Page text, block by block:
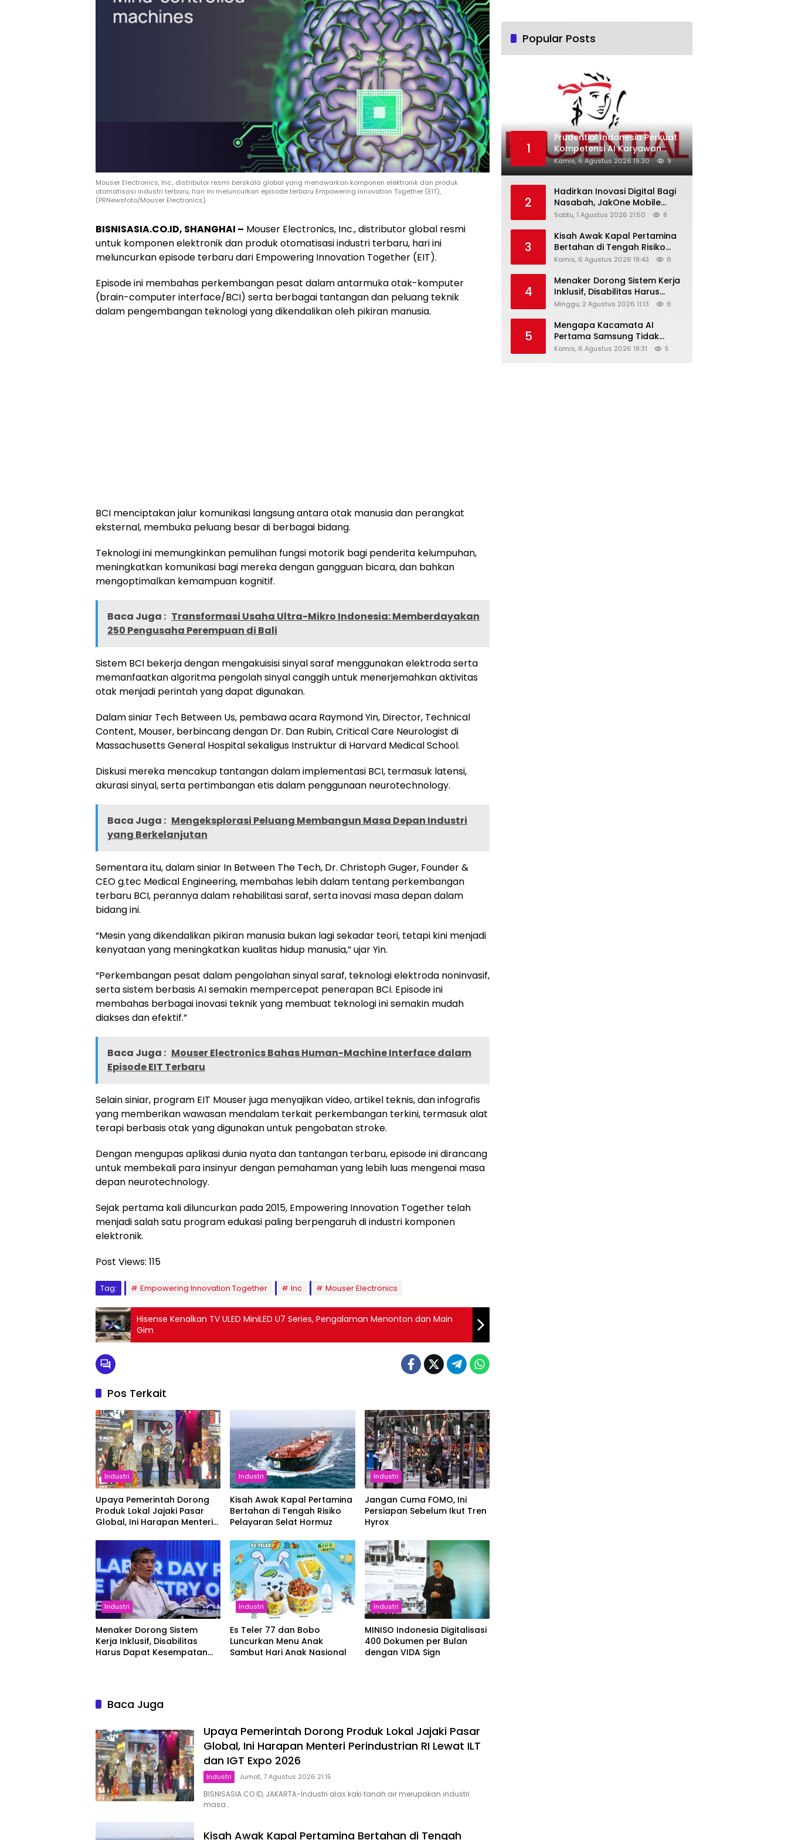
Mouser Electronics, Inc., distributor resmi berskala global yang menawarkan komponen elektronik dan produk
otomatisasi industri terbaru, hari ini meluncurkan episode terbaru Empowering Innovation Together (EIT),
(PRNewsfoto/Mouser Electronics)
BISNISASIA.CO.ID, SHANGHAI – Mouser Electronics, Inc., distributor global resmi
untuk komponen elektronik dan produk otomatisasi industri terbaru, hari ini
meluncurkan episode terbaru dari Empowering Innovation Together (EIT).
Episode ini membahas perkembangan pesat dalam antarmuka otak-komputer
(brain-computer interface/BCI) serta berbagai tantangan dan peluang teknik
dalam pengembangan teknologi yang dikendalikan oleh pikiran manusia.
BCI menciptakan jalur komunikasi langsung antara otak manusia dan perangkat
eksternal, membuka peluang besar di berbagai bidang.
Teknologi ini memungkinkan pemulihan fungsi motorik bagi penderita kelumpuhan,
meningkatkan komunikasi bagi mereka dengan gangguan bicara, dan bahkan
mengoptimalkan kemampuan kognitif.
Baca Juga : Transformasi Usaha Ultra-Mikro Indonesia: Memberdayakan
250 Pengusaha Perempuan di Bali
Sistem BCI bekerja dengan mengakuisisi sinyal saraf menggunakan elektroda serta
memanfaatkan algoritma pengolah sinyal canggih untuk menerjemahkan aktivitas
otak menjadi perintah yang dapat digunakan.
Dalam siniar Tech Between Us, pembawa acara Raymond Yin, Director, Technical
Content, Mouser, berbincang dengan Dr. Dan Rubin, Critical Care Neurologist di
Massachusetts General Hospital sekaligus Instruktur di Harvard Medical School.
Diskusi mereka mencakup tantangan dalam implementasi BCI, termasuk latensi,
akurasi sinyal, serta pertimbangan etis dalam penggunaan neurotechnology.
Baca Juga : Mengeksplorasi Peluang Membangun Masa Depan Industri
yang Berkelanjutan
Sementara itu, dalam siniar In Between The Tech, Dr. Christoph Guger, Founder &
CEO g.tec Medical Engineering, membahas lebih dalam tentang perkembangan
terbaru BCI, perannya dalam rehabilitasi saraf, serta inovasi masa depan dalam
bidang ini.
“Mesin yang dikendalikan pikiran manusia bukan lagi sekadar teori, tetapi kini menjadi
kenyataan yang meningkatkan kualitas hidup manusia,” ujar Yin.
“Perkembangan pesat dalam pengolahan sinyal saraf, teknologi elektroda noninvasif,
serta sistem berbasis AI semakin mempercepat penerapan BCI. Episode ini
membahas berbagai inovasi teknik yang membuat teknologi ini semakin mudah
diakses dan efektif.”
Baca Juga : Mouser Electronics Bahas Human-Machine Interface dalam
Episode EIT Terbaru
Selain siniar, program EIT Mouser juga menyajikan video, artikel teknis, dan infografis
yang memberikan wawasan mendalam terkait perkembangan terkini, termasuk alat
terapi berbasis otak yang digunakan untuk pengobatan stroke.
Dengan mengupas aplikasi dunia nyata dan tantangan terbaru, episode ini dirancang
untuk membekali para insinyur dengan pemahaman yang lebih luas mengenai masa
depan neurotechnology.
Sejak pertama kali diluncurkan pada 2015, Empowering Innovation Together telah
menjadi salah satu program edukasi paling berpengaruh di industri komponen
elektronik.
Post Views: 115
Tag: Empowering Innovation Together Inc Mouser Electronics
Hisense Kenalkan TV ULED MiniLED U7 Series, Pengalaman Menonton dan Main
Gim
Pos Terkait
Industri
Upaya Pemerintah Dorong
Produk Lokal Jajaki Pasar
Global, Ini Harapan Menteri
dan IGT Expo 2026
Industri
Kisah Awak Kapal Pertamina
Bertahan di Tengah Risiko
Pelayaran Selat Hormuz
Industri
Jangan Cuma FOMO, Ini
Persiapan Sebelum Ikut Tren
Hyrox
Industri
Menaker Dorong Sistem
Kerja Inklusif, Disabilitas
Harus Dapat Kesempatan
Industri
Es Teler 77 dan Bobo
Luncurkan Menu Anak
Sambut Hari Anak Nasional
Industri
MINISO Indonesia Digitalisasi
400 Dokumen per Bulan
dengan VIDA Sign
Baca Juga
Upaya Pemerintah Dorong Produk Lokal Jajaki Pasar
Global, Ini Harapan Menteri Perindustrian RI Lewat ILT
dan IGT Expo 2026
Industri Jumat, 7 Agustus 2026 21:15
BISNISASIA.CO.ID, JAKARTA-Industri alas kaki tanah air merupakan industri
masa…
Kisah Awak Kapal Pertamina Bertahan di Tengah
Popular Posts
1
Prudential Indonesia Perkuat
Kompetensi AI Karyawan
Lewat AI Week
Kamis, 6 Agustus 2026 19:30 9
2
Hadirkan Inovasi Digital Bagi
Nasabah, JakOne Mobile
Antar Bank Jakarta Sukses
Awards 2026
Sabtu, 1 Agustus 2026 21:50 8
3
Kisah Awak Kapal Pertamina
Bertahan di Tengah Risiko
Pelayaran Selat Hormuz
Kamis, 6 Agustus 2026 19:43 6
4
Menaker Dorong Sistem Kerja
Inklusif, Disabilitas Harus
Dapat Kesempatan Setara
Minggu, 2 Agustus 2026 11:13 6
5
Mengapa Kacamata AI
Pertama Samsung Tidak
Dibekali Layar?
Kamis, 6 Agustus 2026 19:31 5